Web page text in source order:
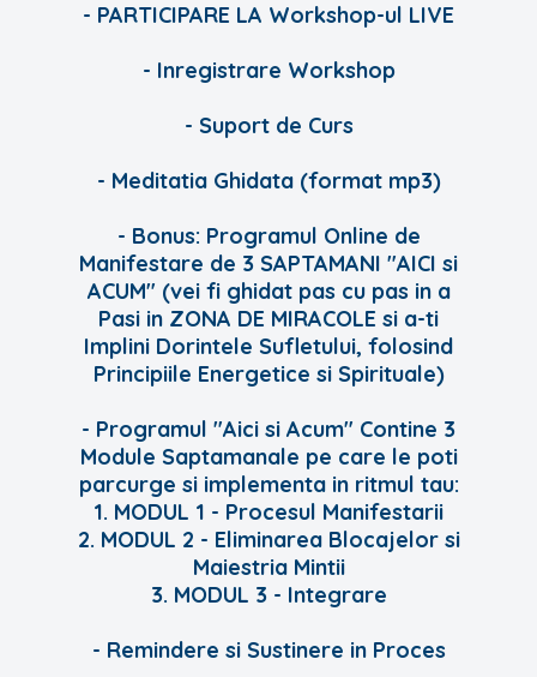
- PARTICIPARE LA Workshop-ul LIVE
- Inregistrare Workshop
- Suport de Curs
- Meditatia Ghidata (format mp3)
- Bonus: Programul Online de
Manifestare de 3 SAPTAMANI "AICI si
ACUM" (vei fi ghidat pas cu pas in a
Pasi in ZONA DE MIRACOLE si a-ti
Implini Dorintele Sufletului, folosind
Principiile Energetice si Spirituale)
- Programul "Aici si Acum" Contine 3
Module Saptamanale pe care le poti
parcurge si implementa in ritmul tau:
1. MODUL 1 - Procesul Manifestarii
2. MODUL 2 - Eliminarea Blocajelor si
Maiestria Mintii
3. MODUL 3 - Integrare
- Remindere si Sustinere in Proces